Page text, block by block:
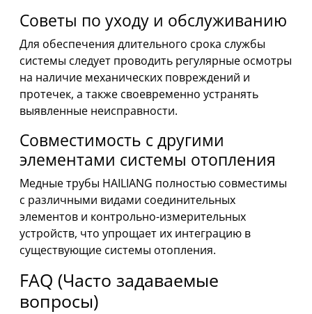
Советы по уходу и обслуживанию
Для обеспечения длительного срока службы
системы следует проводить регулярные осмотры
на наличие механических повреждений и
протечек, а также своевременно устранять
выявленные неисправности.
Совместимость с другими
элементами системы отопления
Медные трубы HAILIANG полностью совместимы
с различными видами соединительных
элементов и контрольно-измерительных
устройств, что упрощает их интеграцию в
существующие системы отопления.
FAQ (Часто задаваемые
вопросы)